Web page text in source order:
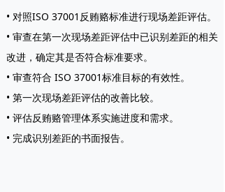
• 对照ISO 37001反贿赂标准进行现场差距评估。
• 审查在第一次现场差距评估中已识别差距的相关
改进，确定其是否符合标准要求。
• 审查符合 ISO 37001标准目标的有效性。
• 第一次现场差距评估的改善比较。
• 评估反贿赂管理体系实施进度和需求。
• 完成识别差距的书面报告。